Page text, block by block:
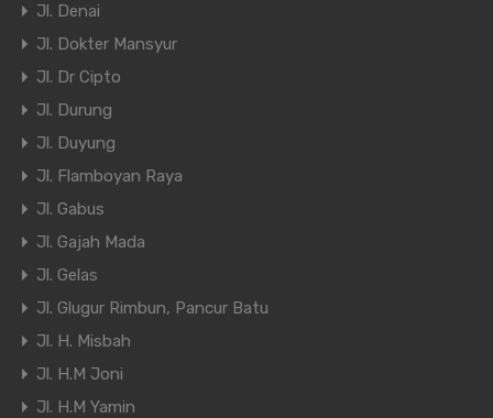
Jl. Denai
Jl. Dokter Mansyur
Jl. Dr Cipto
Jl. Durung
Jl. Duyung
Jl. Flamboyan Raya
Jl. Gabus
Jl. Gajah Mada
Jl. Gelas
Jl. Glugur Rimbun, Pancur Batu
Jl. H. Misbah
Jl. H.M Joni
Jl. H.M Yamin